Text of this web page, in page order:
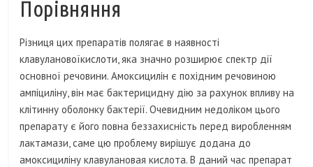
Порівняння
Різниця цих препаратів полягає в наявності
клавулановоїкислоти, яка значно розширює спектр дії
основної речовини. Амоксицилін є похідним речовиною
ампіциліну, він має бактерицидну дію за рахунок впливу на
клітинну оболонку бактерії. Очевидним недоліком цього
препарату є його повна беззахисність перед виробленням
лактамази, саме цю проблему вирішує додана до
амоксициліну клавулановая кислота. В даний час препарат